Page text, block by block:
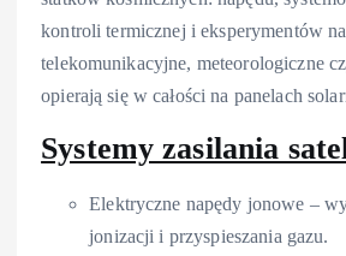
kontroli termicznej i eksperymentów
telekomunikacyjne, meteorologiczne
opierają się w całości na panelach
Systemy zasilania
Elektryczne napędy jonowe –
jonizacji i przyspieszania gazu.